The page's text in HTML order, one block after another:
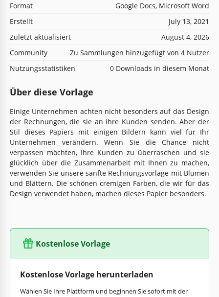
Format
Google Docs, Microsoft Word
Erstellt
July 13, 2021
Zuletzt aktualisiert
August 4, 2026
Community
Zu Sammlungen hinzugefügt von 4 Nutzer
Nutzungsstatistiken
0 Downloads in diesem Monat
Über diese Vorlage
Einige Unternehmen achten nicht besonders auf das Design
der Rechnungen, die sie an ihre Kunden senden. Aber der
Stil dieses Papiers mit einigen Bildern kann viel für Ihr
Unternehmen verändern. Wenn Sie die Chance nicht
verpassen möchten, Ihre Kunden zu überraschen und sie
glücklich über die Zusammenarbeit mit Ihnen zu machen,
verwenden Sie unsere sanfte Rechnungsvorlage mit Blumen
und Blättern. Die schönen cremigen Farben, die wir für das
Design verwendet haben, machen dieses Papier besonders.
Kostenlose Vorlage
Kostenlose Vorlage herunterladen
Wählen Sie Ihre Plattform und beginnen Sie sofort mit der